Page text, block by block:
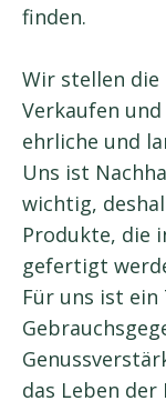
finden.
Wir stellen
Verkaufen
ehrliche und
Uns ist
wichtig,
Produkte, die
gefertigt
Für uns ist
das Leben der